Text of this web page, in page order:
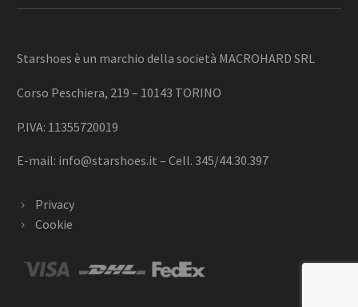
Starshoes è un marchio della società MACROHARD SRL
Corso Peschiera, 219 – 10143 TORINO
P.IVA: 11355720019
E-mail: info@starshoes.it – Cell. 345/44.30.397
Privacy
Cookie